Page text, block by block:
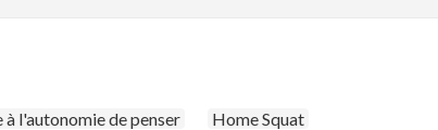
l'autonomie de penser
Home Squat